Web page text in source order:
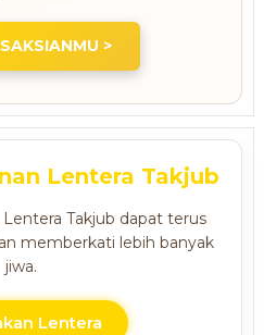
>
Lentera Takjub
Takjub dapat terus
memberkati lebih banyak
jiwa.
Lentera